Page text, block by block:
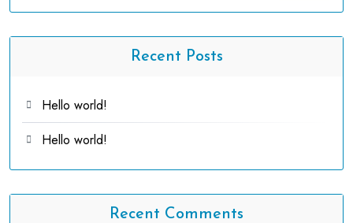
Recent Posts
Hello world!
Hello world!
Recent Comments